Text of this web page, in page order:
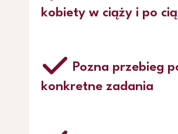
kobiety w ciąży i po
Pozna przebieg
konkretne zadania